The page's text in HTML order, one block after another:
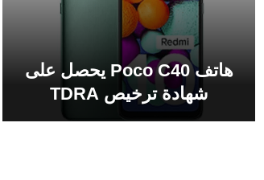
هاتف Poco C40 يحصل على
شهادة ترخيص TDRA